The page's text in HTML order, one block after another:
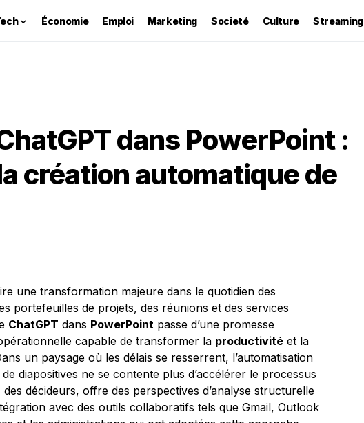
Économie Emploi Marketing Societé Culture Streaming
dans PowerPoint :
création automatique de
une transformation majeure dans le quotidien des
portefeuilles de projets, des réunions et des services
ChatGPT dans PowerPoint passe d’une promesse
capable de transformer la productivité et la
un paysage où les délais se resserrent, l’automatisation
de diapositives ne se contente plus d’accélérer le processus
décideurs, offre des perspectives d’analyse structurelle
avec des outils collaboratifs tels que Gmail, Outlook